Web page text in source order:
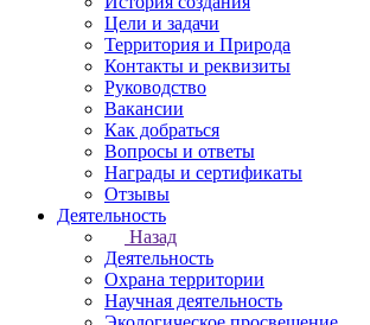
Цели и задачи
Территория и Природа
Контакты и реквизиты
Руководство
Вакансии
Как добраться
Вопросы и ответы
Награды и сертификаты
Отзывы
Деятельность
Назад
Деятельность
Охрана территории
Научная деятельность